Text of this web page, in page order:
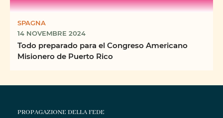
SPAGNA
14 NOVEMBRE 2024
Todo preparado para el Congreso Americano
Misionero de Puerto Rico
PROPAGAZIONE DELLA FEDE